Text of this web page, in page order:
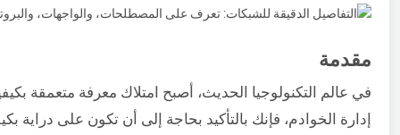
مقدمة
في عالم التكنولوجيا الحديث، أصبح امتلاك معرفة متعمقة
إدارة الخوادم، فإنك بالتأكيد بحاجة إلى أن تكون على دراية